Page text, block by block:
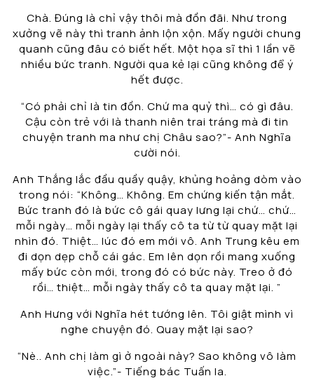
Chà. Đúng là chỉ vậy thôi mà đồn đãi. Như trong
xưởng vẽ này thì tranh ảnh lộn xộn. Mấy người chung
quanh cũng đâu có biết hết. Một họa sĩ thì 1 lần vẽ
nhiều bức tranh. Người qua kẻ lại cũng không để ý
hết được.
“Có phải chỉ là tin đồn. Chứ ma quỷ thì… có gì đâu.
Cậu còn trẻ với là thanh niên trai tráng mà đi tin
chuyện tranh ma như chị Châu sao?”- Anh Nghĩa
cười nói.
Anh Thắng lắc đầu quầy quậy, khủng hoảng dòm vào
trong nói: “Không… Không. Em chứng kiến tận mắt.
Bức tranh đó là bức cô gái quay lưng lại chứ… chứ…
mỗi ngày… mỗi ngày lại thấy cô ta từ từ quay mặt lại
nhìn đó. Thiệt… lúc đó em mới vô. Anh Trung kêu em
đi dọn dẹp chỗ cái gác. Em lên dọn rồi mang xuống
mấy bức còn mới, trong đó có bức này. Treo ở đó
rồi… thiệt… mỗi ngày thấy cô ta quay mặt lại. ”
Anh Hưng với Nghĩa hét tướng lên. Tôi giật mình vì
nghe chuyện đó. Quay mặt lại sao?
“Nè.. Anh chị làm gì ở ngoài này? Sao không vô làm
việc.”- Tiếng bác Tuấn la.